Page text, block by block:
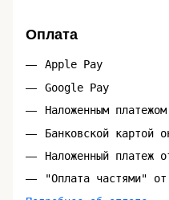
Оплата
Apple Pay
Google Pay
Наложенным платежом
Банковской картой
Наложенный платеж
"Оплата частями"